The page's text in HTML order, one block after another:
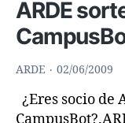
ARDE
ARDE 02/06/2009
¿Eres socio de